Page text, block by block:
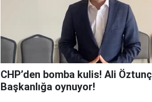
CHP’den bomba kulis! Ali
Başkanlığa oynuyor!